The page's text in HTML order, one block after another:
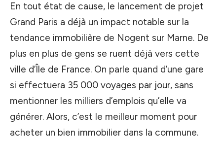
En tout état de cause, le lancement de projet
Grand Paris a déjà un impact notable sur la
tendance immobilière de Nogent sur Marne. De
plus en plus de gens se ruent déjà vers cette
ville d’Île de France. On parle quand d’une gare
si effectuera 35 000 voyages par jour, sans
mentionner les milliers d’emplois qu’elle va
générer. Alors, c’est le meilleur moment pour
acheter un bien immobilier dans la commune.